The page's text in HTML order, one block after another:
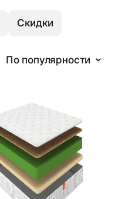
Скидки
По популярности